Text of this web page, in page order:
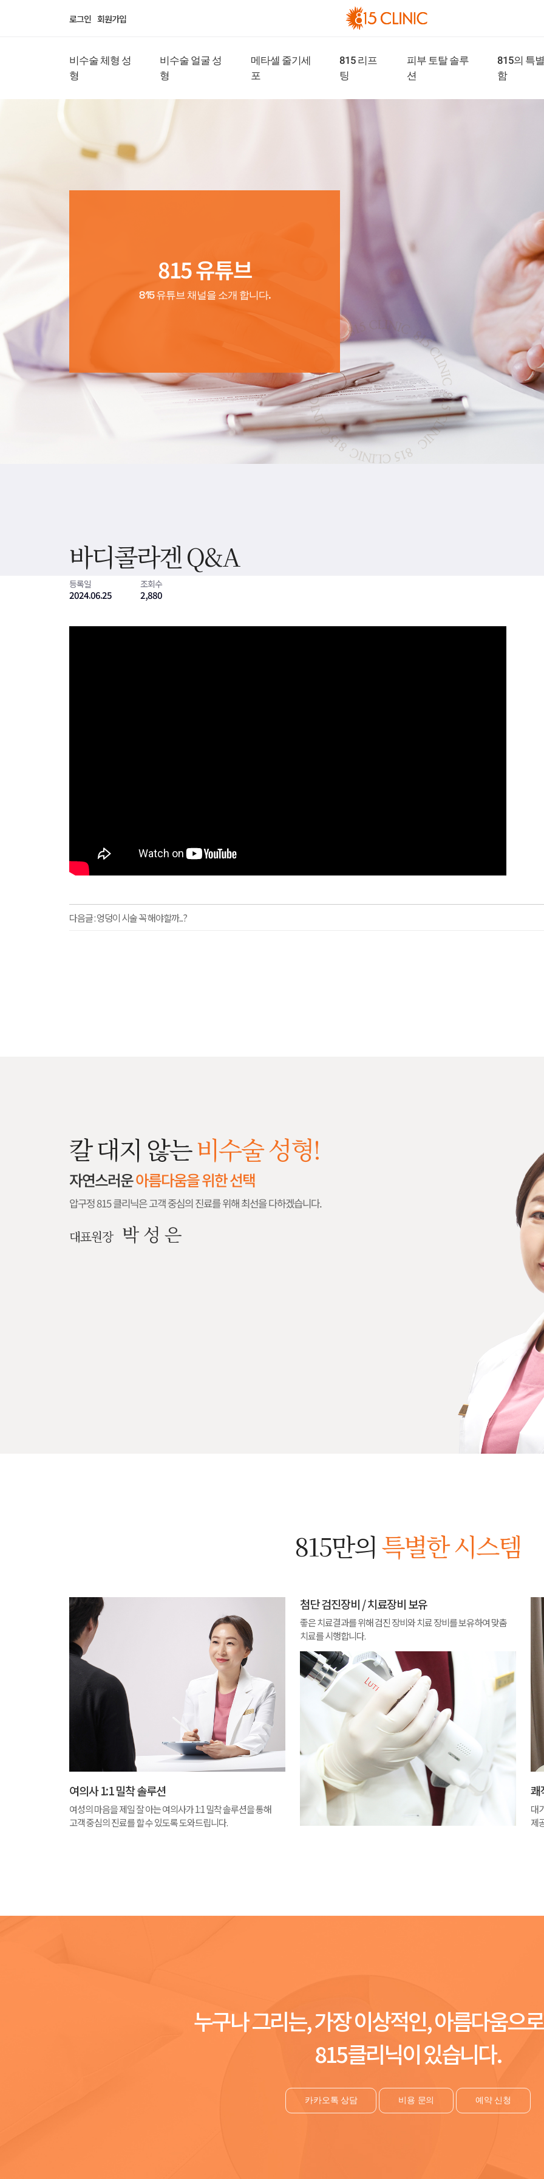
로그인 회원가입
비수술 체형 성
형
비수술 얼굴 성
형
메타셀 줄기세
포
815 리프
팅
피부 토탈 솔루
션
815의 특별
함
815 유튜브
815 유튜브 채널을 소개 합니다.
바디콜라겐 Q&A
등록일
2024.06.25
조회수
2,880
다음글 :엉덩이 시술 꼭 해야할까...?
칼 대지 않는비수술 성형!
자연스러운아름다움을 위한 선택
압구정 815 클리닉은 고객 중심의 진료를 위해 최선을 다하겠습니다.
대표원장 박 성 은
815만의 특별한 시스템
여의사 1:1 밀착 솔루션
여성의 마음을 제일 잘 아는 여의사가 1:1 밀착 솔루션을 통해
고객 중심의 진료를 할 수 있도록 도와드립니다.
첨단 검진장비 / 치료장비 보유
좋은 치료결과를 위해 검진 장비와 치료 장비를 보유하여 맞춤
치료를 시행합니다.
쾌
대
제
누구나 그리는, 가장 이상적인, 아름다움으
815클리닉이 있습니다.
카카오톡 상담 비용 문의 예약 신청